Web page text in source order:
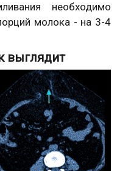
необходимо
молока - на 3-4
выглядит